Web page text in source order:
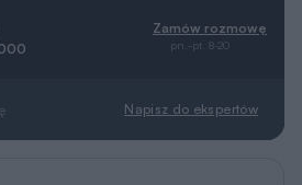
Zamów rozmowę
pn.-pt. 8-20
Napisz do ekspertów